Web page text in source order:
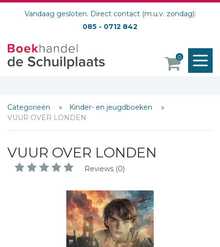
Vandaag gesloten. Direct contact (m.u.v. zondag):
085 - 0712 842
0
Categorieën
Kinder- en jeugdboeken
VUUR OVER LONDEN
VUUR OVER LONDEN
Reviews (0)